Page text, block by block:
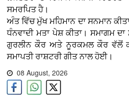
ਸਮਰਪਿਤ ਹੈ।
ਅੰਤ ਵਿੱਚ ਮੁੱਖ ਮਹਿਮਾਨ ਦਾ ਸਨਮਾਨ
ਧੰਨਵਾਦੀ ਮਤਾ ਪੇਸ਼ ਕੀਤਾ। ਸਮਾਗਮ
ਗੁਰਲੀਨ ਕੌਰ ਅਤੇ ਨੂਰਕਮਲ ਕੌਰ ਵੱਲੋਂ
ਸਮਾਪਤੀ ਰਾਸ਼ਟਰੀ ਗੀਤ ਨਾਲ ਹੋਈ।
08 August, 2026